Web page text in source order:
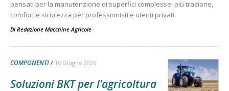
pensati per la manutenzione di superfici complesse: più trazione,
comfort e sicurezza per professionisti e utenti privati.
Di Redazione Macchine Agricole
COMPONENTI 16 Giugno 2026
Soluzioni BKT per l’agricoltura